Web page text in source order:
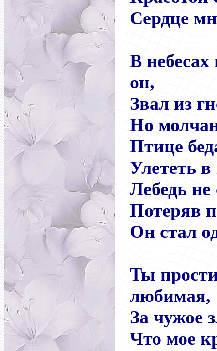
Сердце
В небесах
он,
Звал из
Но
Птице
Улететь
Лебедь не
Потеряв
Он стал
Ты
любимая,
За чужое
Что мое